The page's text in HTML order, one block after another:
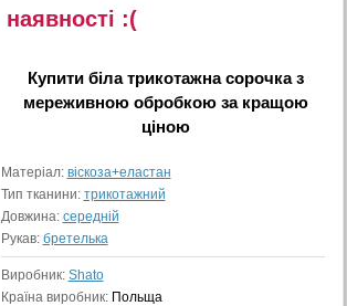
наявностi :(
Купити біла трикотажна сорочка з
мереживною обробкоюза кращою
ціною
Матеріал: віскоза+еластан
Тип тканини: трикотажний
Довжина: середній
Рукав: бретелька
Виробник: Shato
Країна виробник: Польща